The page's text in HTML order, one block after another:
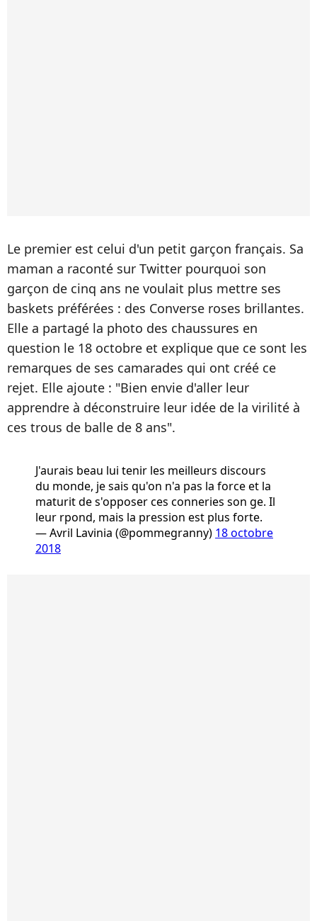
Le premier est celui d'un petit garçon français. Sa
maman a raconté sur Twitter pourquoi son
garçon de cinq ans ne voulait plus mettre ses
baskets préférées : des Converse roses brillantes.
Elle a partagé la photo des chaussures en
question le 18 octobre et explique que ce sont les
remarques de ses camarades qui ont créé ce
rejet. Elle ajoute : "Bien envie d'aller leur
apprendre à déconstruire leur idée de la virilité à
ces trous de balle de 8 ans".
J'aurais beau lui tenir les meilleurs discours
du monde, je sais qu'on n'a pas la force et la
maturit de s'opposer ces conneries son ge. Il
leur rpond, mais la pression est plus forte.
— Avril Lavinia (@pommegranny) 18 octobre
2018